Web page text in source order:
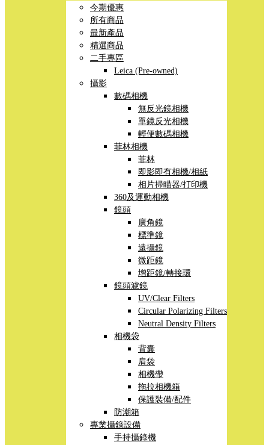
今期優惠
所有商品
最新產品
精選商品
二手專區
Leica (Pre-owned)
攝影
數碼相機
無反光鏡相機
單鏡反光相機
輕便數碼相機
菲林相機
菲林
即影即有相機/相紙
相片掃瞄器/打印機
360及運動相機
鏡頭
廣角鏡
標準鏡
遠攝鏡
微距鏡
增距鏡/轉接環
鏡頭濾鏡
UV/Clear Filters
Circular Polarizing Filters
Neutral Density Filters
相機袋
背囊
肩袋
相機帶
拖拉相機箱
保護裝備/配件
防潮箱
專業攝錄設備
手持攝錄機